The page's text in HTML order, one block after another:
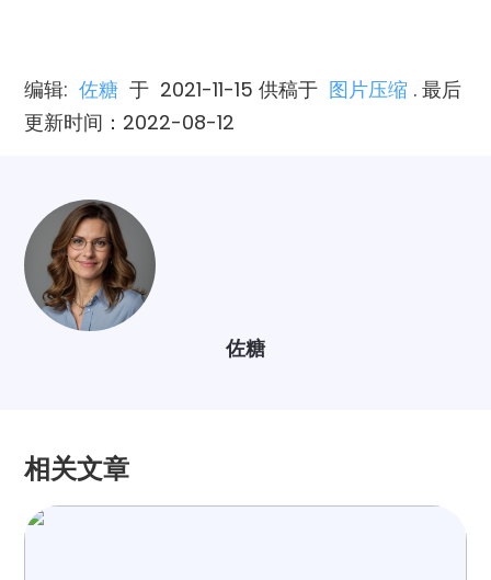
编辑: 佐糖 于 2021-11-15 供稿于 图片压缩 . 最后
更新时间：2022-08-12
佐糖
相关文章